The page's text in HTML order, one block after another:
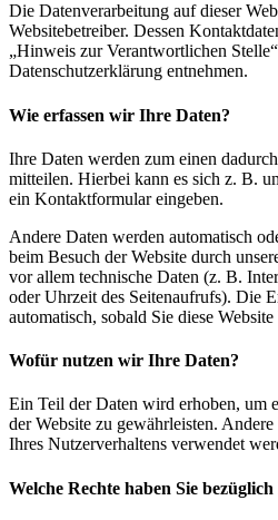
Die Datenverarbeitung auf dieser
Websitebetreiber. Dessen
„Hinweis zur Verantwortlichen
Datenschutzerklärung entnehmen.
Wie erfassen wir Ihre Daten?
Ihre Daten werden zum einen
mitteilen. Hierbei kann es sich z. B.
ein Kontaktformular eingeben.
Andere Daten werden automatisch
beim Besuch der Website durch
vor allem technische Daten (z. B.
oder Uhrzeit des Seitenaufrufs). Die
automatisch, sobald Sie diese Website
Wofür nutzen wir Ihre Daten?
Ein Teil der Daten wird erhoben, um
der Website zu gewährleisten.
Ihres Nutzerverhaltens verwendet
Welche Rechte haben Sie